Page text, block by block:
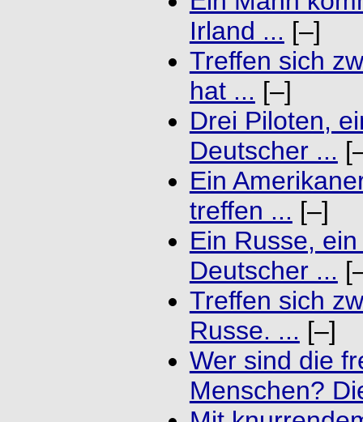
Irland ... [–]
Treffen sich
hat ... [–]
Drei Piloten,
Deutscher ...
Ein
treffen ... [–]
Ein Russe,
Deutscher ...
Treffen sich
Russe. ... [–]
Wer sind die
Menschen?